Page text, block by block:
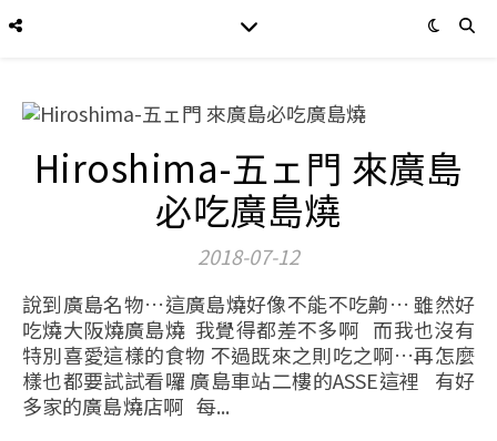
Hiroshima-五ェ門 來廣島
必吃廣島燒
2018-07-12
說到廣島名物…這廣島燒好像不能不吃齁… 雖然好
吃燒大阪燒廣島燒 我覺得都差不多啊 而我也沒有
特別喜愛這樣的食物 不過既來之則吃之啊…再怎麼
樣也都要試試看囉 廣島車站二樓的ASSE這裡 有好
多家的廣島燒店啊 每...